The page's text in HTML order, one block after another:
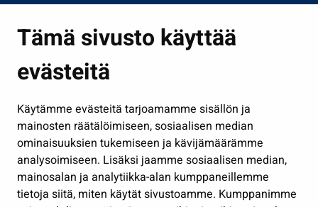
Tämä sivusto käyttää
evästeitä
Käytämme evästeitä tarjoamamme sisällön ja
mainosten räätälöimiseen, sosiaalisen median
ominaisuuksien tukemiseen ja kävijämäärämme
analysoimiseen. Lisäksi jaamme sosiaalisen median,
mainosalan ja analytiikka-alan kumppaneillemme
tietoja siitä, miten käytät sivustoamme. Kumppanimme
Kasvatus ja opetus
Kulttuuri ja liikunta
Työ ja yrittäminen
Osallistu ja asioi
Näytä omat evästeasetukseni